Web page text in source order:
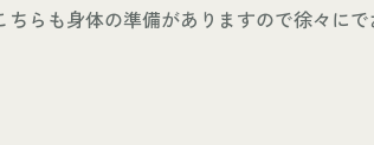
らも身体の準備がありますので徐々にで